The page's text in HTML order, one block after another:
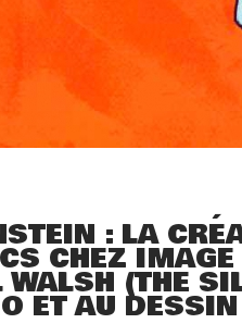
: LA
CHEZ
(THE
ET AU DESSIN